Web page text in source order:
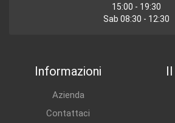
15:00 - 19:30
Sab 08:30 - 12:30
Informazioni
Azienda
Contattaci